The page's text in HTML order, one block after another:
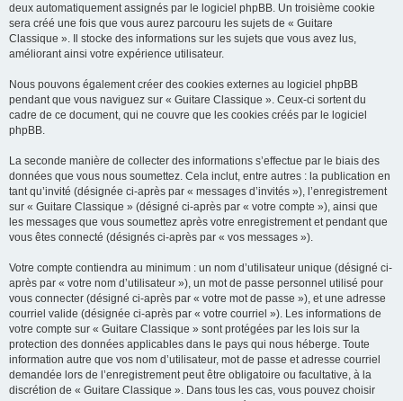
deux automatiquement assignés par le logiciel phpBB. Un troisième cookie
sera créé une fois que vous aurez parcouru les sujets de « Guitare
Classique ». Il stocke des informations sur les sujets que vous avez lus,
améliorant ainsi votre expérience utilisateur.
Nous pouvons également créer des cookies externes au logiciel phpBB
pendant que vous naviguez sur « Guitare Classique ». Ceux-ci sortent du
cadre de ce document, qui ne couvre que les cookies créés par le logiciel
phpBB.
La seconde manière de collecter des informations s’effectue par le biais des
données que vous nous soumettez. Cela inclut, entre autres : la publication en
tant qu’invité (désignée ci-après par « messages d’invités »), l’enregistrement
sur « Guitare Classique » (désigné ci-après par « votre compte »), ainsi que
les messages que vous soumettez après votre enregistrement et pendant que
vous êtes connecté (désignés ci-après par « vos messages »).
Votre compte contiendra au minimum : un nom d’utilisateur unique (désigné ci-
après par « votre nom d’utilisateur »), un mot de passe personnel utilisé pour
vous connecter (désigné ci-après par « votre mot de passe »), et une adresse
courriel valide (désignée ci-après par « votre courriel »). Les informations de
votre compte sur « Guitare Classique » sont protégées par les lois sur la
protection des données applicables dans le pays qui nous héberge. Toute
information autre que vos nom d’utilisateur, mot de passe et adresse courriel
demandée lors de l’enregistrement peut être obligatoire ou facultative, à la
discrétion de « Guitare Classique ». Dans tous les cas, vous pouvez choisir